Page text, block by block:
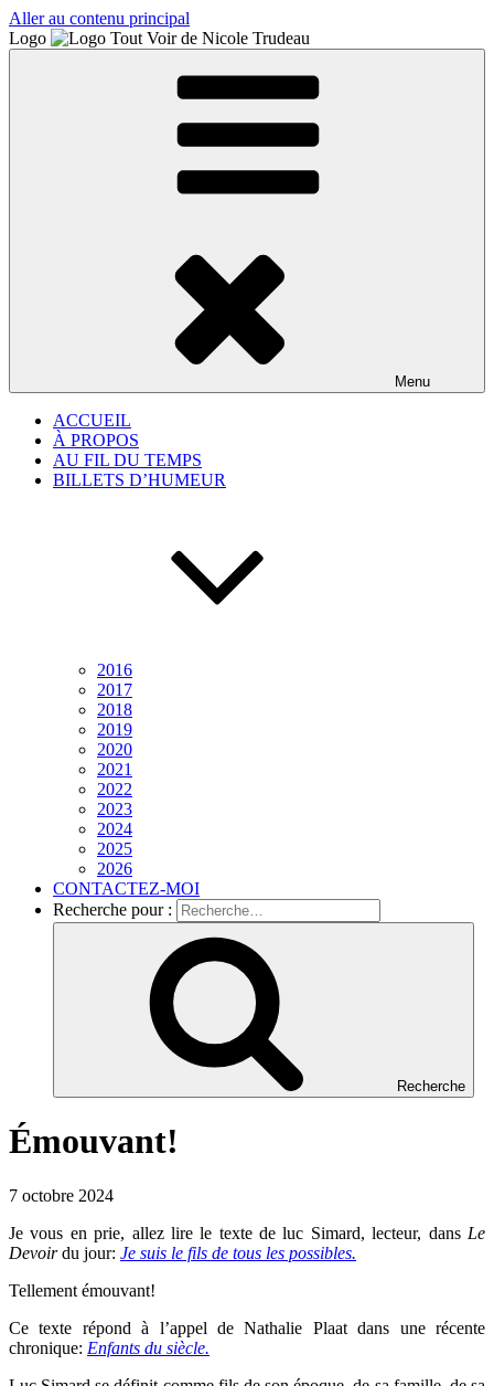
Aller au contenu principal
Logo
Menu
ACCUEIL
À PROPOS
AU FIL DU TEMPS
BILLETS D’HUMEUR
2016
2017
2018
2019
2020
2021
2022
2023
2024
2025
2026
CONTACTEZ-MOI
Recherche pour :
Recherche
Émouvant!
7 octobre 2024
Je vous en prie, allez lire le texte de luc Simard, lecteur, dans Le
Devoirdu jour: Je suis le fils de tous les possibles.
Tellement émouvant!
Ce texte répond à l’appel de Nathalie Plaat dans une récente
chronique: Enfants du siècle.